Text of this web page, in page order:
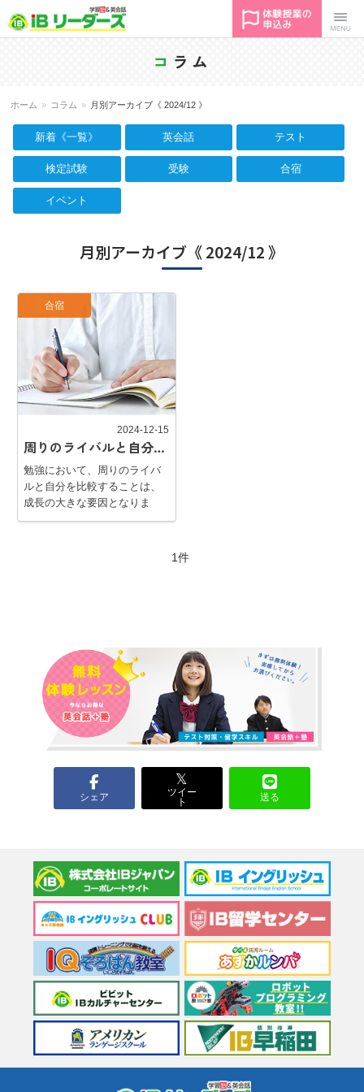
ダーズ
コ ラム
ホーム » コラム » 月別アーカイブ《 2024/12 》
新着《一覧》 英会話 テスト
検定試験 受験 合宿
イベント
月別アーカイブ《 2024/12 》
合宿
2024-12-15
周りのライバルと自分を比べることで得ることができる勉強の利点
勉強において、周りのライバ
ルと自分を比較することは、
成長の大きな要因となりま
す。IBリーダーズでも受験生
1件
シェア
𝕏
ツイー
ト 送る